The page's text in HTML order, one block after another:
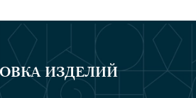
ИЗДЕЛИЙ